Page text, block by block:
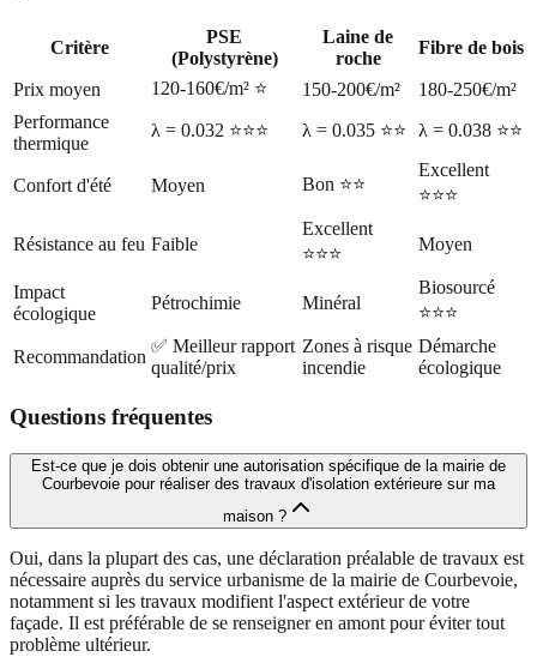
Critère
PSE
(Polystyrène)
Laine de
roche
Fibre de bois
Prix moyen 120-160€/m² ⭐ 150-200€/m²
180-250€/m²
Performance
thermique
λ = 0.032 ⭐⭐⭐ λ = 0.035 ⭐⭐ λ = 0.038 ⭐⭐
Confort d'été Moyen Bon ⭐⭐
Excellent
⭐⭐⭐
Résistance au feu Faible
Excellent
⭐⭐⭐
Moyen
Impact
écologique
Pétrochimie Minéral
Biosourcé
⭐⭐⭐
Recommandation
✅ Meilleur rapport
qualité/prix
Zones à risque
incendie
Démarche
écologique
Questions fréquentes
Est-ce que je dois obtenir une autorisation spécifique de la mairie de
Courbevoie pour réaliser des travaux d'isolation extérieure sur ma
maison ?
Oui, dans la plupart des cas, une déclaration préalable de travaux est
nécessaire auprès du service urbanisme de la mairie de Courbevoie,
notamment si les travaux modifient l'aspect extérieur de votre
façade. Il est préférable de se renseigner en amont pour éviter tout
problème ultérieur.